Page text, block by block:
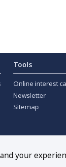
Tools
Online interest
Newsletter
Sitemap
your